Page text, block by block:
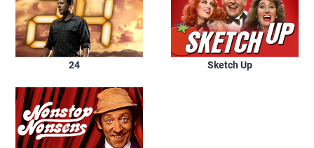
24 Sketch Up